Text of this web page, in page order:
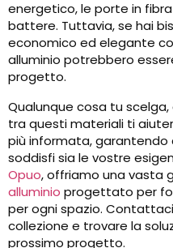
energetico, le porte in
battere. Tuttavia, se hai
economico ed elegante
alluminio potrebbero
progetto.
Qualunque cosa tu
tra questi materiali ti
più informata, garantendo
soddisfi sia le vostre
Opuo, offriamo una vasta
alluminio progettato per
per ogni spazio.
collezione e trovare la
prossimo progetto.